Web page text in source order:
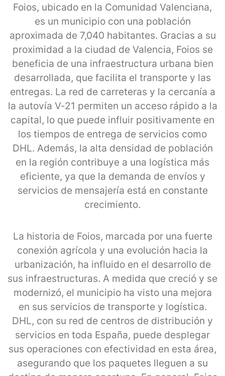
Foios, ubicado en la Comunidad Valenciana,
es un municipio con una población
aproximada de 7,040 habitantes. Gracias a su
proximidad a la ciudad de Valencia, Foios se
beneficia de una infraestructura urbana bien
desarrollada, que facilita el transporte y las
entregas. La red de carreteras y la cercanía a
la autovía V-21 permiten un acceso rápido a la
capital, lo que puede influir positivamente en
los tiempos de entrega de servicios como
DHL. Además, la alta densidad de población
en la región contribuye a una logística más
eficiente, ya que la demanda de envíos y
servicios de mensajería está en constante
crecimiento.
La historia de Foios, marcada por una fuerte
conexión agrícola y una evolución hacia la
urbanización, ha influido en el desarrollo de
sus infraestructuras. A medida que creció y se
modernizó, el municipio ha visto una mejora
en sus servicios de transporte y logística.
DHL, con su red de centros de distribución y
servicios en toda España, puede desplegar
sus operaciones con efectividad en esta área,
asegurando que los paquetes lleguen a su